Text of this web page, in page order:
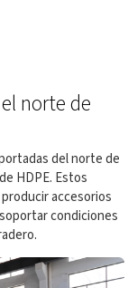
norte de
del norte de
HDPE. Estos
accesorios
condiciones